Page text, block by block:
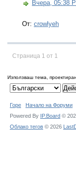
Вчера, 05:38
От: crowlyeh
Страница 1 от 1
Използваш тема,
Горе Начало на Форуми
Powered By IP.Board ©
Облако тегов © 2026